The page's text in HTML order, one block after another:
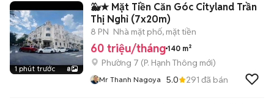
1 phút trước 8
🐳★ Mặt Tiền Căn Góc Cityland Trần
Thị Nghỉ (7x20m)
8 PN Nhà mặt phố, mặt tiền
60 triệu/tháng 140 m²
Phường 7 (P. Hạnh Thông mới)
Mr Thanh Nagoya 5.0 291 đã bán